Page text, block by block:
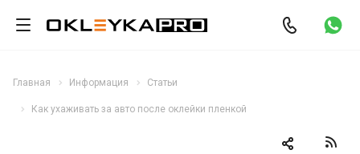
Главная Информация Статьи
Как ухаживать за авто после оклейки пленкой